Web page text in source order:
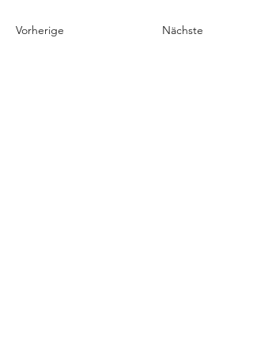
Vorherige Nächste